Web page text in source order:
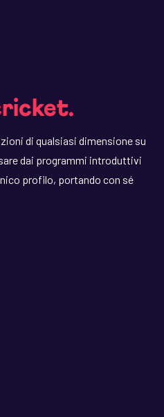
di qualsiasi dimensione su
dai programmi introduttivi
profilo, portando con sé